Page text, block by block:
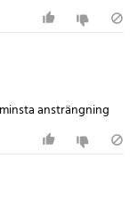
ansträngning